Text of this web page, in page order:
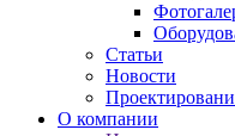
Статьи
Новости
О компании